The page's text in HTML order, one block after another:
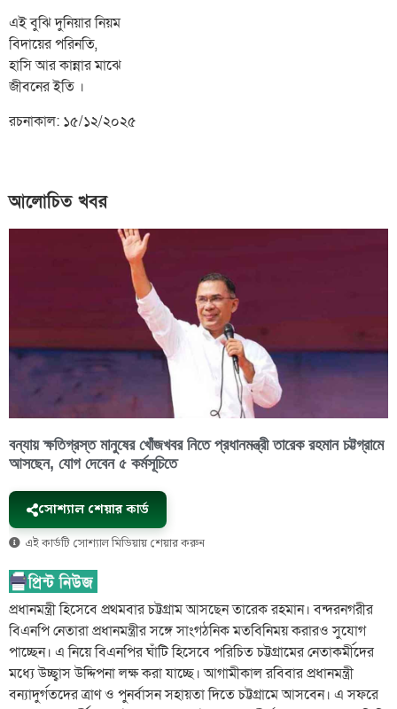
এই বুঝি দুনিয়ার নিয়ম
বিদায়ের পরিনতি,
হাসি আর কান্নার মাঝে
জীবনের ইতি ।
রচনাকাল: ১৫/১২/২০২৫
আলোচিত খবর
বন্যায় ক্ষতিগ্রস্ত মানুষের খোঁজখবর নিতে প্রধানমন্ত্রী তারেক রহমান চট্টগ্রামে
আসছেন, যোগ দেবেন ৫ কর্মসূচিতে
সোশ্যাল শেয়ার কার্ড
এই কার্ডটি সোশ্যাল মিডিয়ায় শেয়ার করুন
প্রধানমন্ত্রী হিসেবে প্রথমবার চট্টগ্রাম আসছেন তারেক রহমান। বন্দরনগরীর
বিএনপি নেতারা প্রধানমন্ত্রীর সঙ্গে সাংগঠনিক মতবিনিময় করারও সুযোগ
পাচ্ছেন। এ নিয়ে বিএনপির ঘাঁটি হিসেবে পরিচিত চট্টগ্রামের নেতাকর্মীদের
মধ্যে উচ্ছ্বাস উদ্দিপনা লক্ষ করা যাচ্ছে। আগামীকাল রবিবার প্রধানমন্ত্রী
বন্যাদুর্গতদের ত্রাণ ও পুনর্বাসন সহায়তা দিতে চট্টগ্রামে আসবেন। এ সফরে